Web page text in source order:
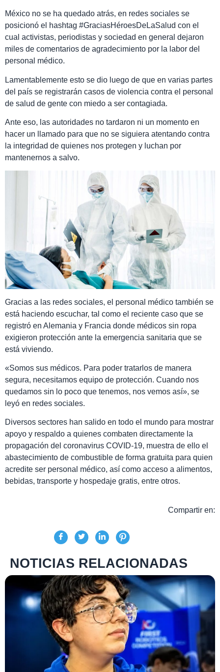
México no se ha quedado atrás, en redes sociales se
posicionó el hashtag #GraciasHéroesDeLaSalud con el
cual activistas, periodistas y sociedad en general dejaron
miles de comentarios de agradecimiento por la labor del
personal médico.
Lamentablemente esto se dio luego de que en varias partes
del país se registrarán casos de violencia contra el personal
de salud de gente con miedo a ser contagiada.
Ante eso, las autoridades no tardaron ni un momento en
hacer un llamado para que no se siguiera atentando contra
la integridad de quienes nos protegen y luchan por
mantenernos a salvo.
Gracias a las redes sociales, el personal médico también se
está haciendo escuchar, tal como el reciente caso que se
registró en Alemania y Francia donde médicos sin ropa
exigieron protección ante la emergencia sanitaria que se
está viviendo.
«Somos sus médicos. Para poder tratarlos de manera
segura, necesitamos equipo de protección. Cuando nos
quedamos sin lo poco que tenemos, nos vemos así», se
leyó en redes sociales.
Diversos sectores han salido en todo el mundo para mostrar
apoyo y respaldo a quienes combaten directamente la
propagación del coronavirus COVID-19, muestra de ello el
abastecimiento de combustible de forma gratuita para quien
acredite ser personal médico, así como acceso a alimentos,
bebidas, transporte y hospedaje gratis, entre otros.
Compartir en:
NOTICIAS RELACIONADAS